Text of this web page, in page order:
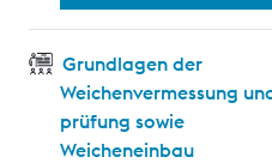
Grundlagen der
Weichenvermessung
prüfung sowie
Weicheneinbau